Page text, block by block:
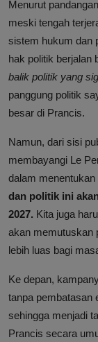
Menurut
meski tengah
sistem hukum dan
hak politik berjalan
balik politik yang
panggung politik
besar di Prancis.
Namun, dari sisi
membayangi Le
dalam menentukan
dan politik ini
2027. Kita juga
akan memutuskan
lebih luas bagi
Ke depan,
tanpa pembatasan
sehingga menjadi
Prancis secara